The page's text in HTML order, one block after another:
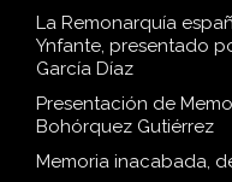
La Remonarquía
Ynfante, presentado
García Díaz
Presentación de
Bohórquez Gutiérrez
Memoria inacabada,